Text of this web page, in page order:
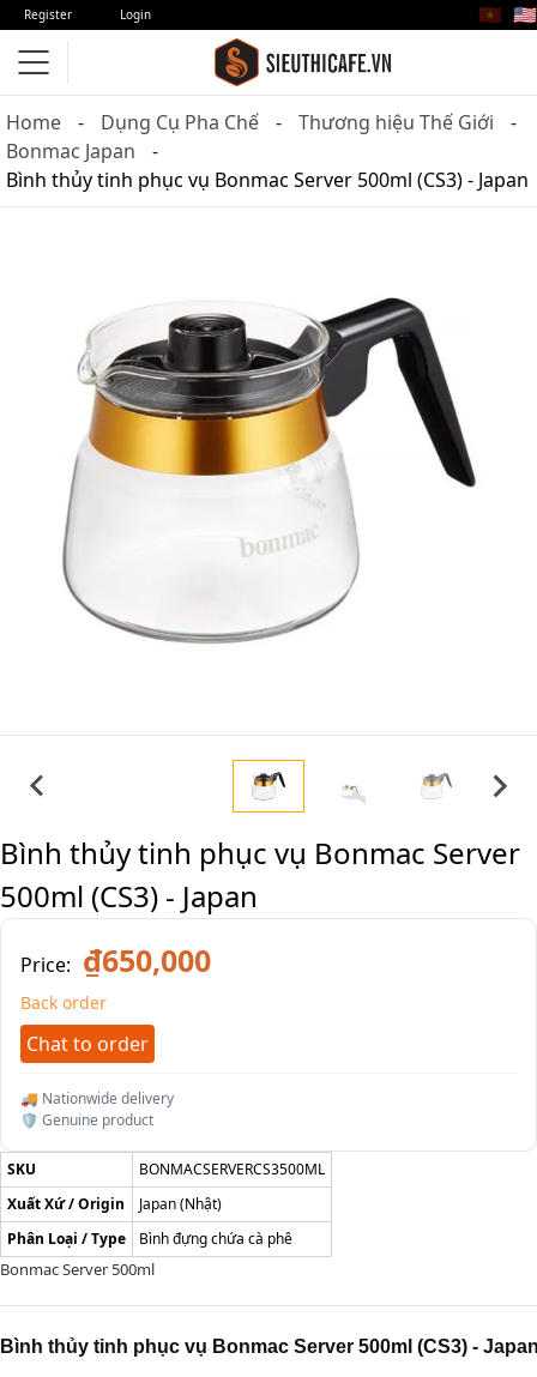
Register Login 🇻🇳 🇺🇸
Home Dụng Cụ Pha Chế
Thương hiệu Thế Giới
Bonmac Japan
Bình thủy tinh phục vụ Bonmac Server 500ml (CS3) - Japan
Bình thủy tinh phục vụ Bonmac Server
500ml (CS3) - Japan
Price: ₫650,000
Back order
Chat to order
🚚 Nationwide delivery
🛡️ Genuine product
SKU
BONMACSERVERCS3500ML
Xuất Xứ / Origin
Japan (Nhật)
Phân Loại / Type
Bình đựng chứa cà phê
Bonmac Server 500ml